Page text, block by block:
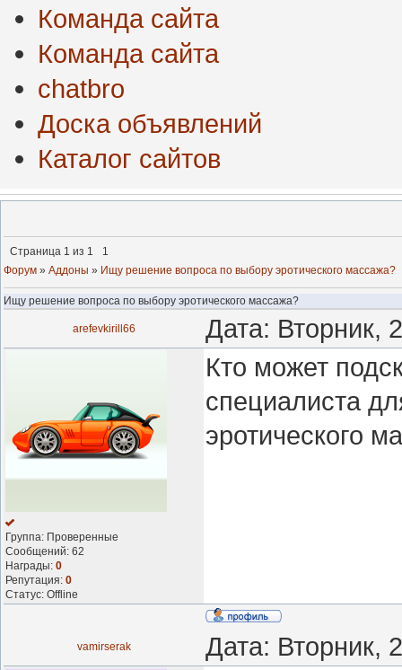
Команда сайта
Команда сайта
chatbro
Доска объявлений
Каталог сайтов
Страница 1 из 1
1
Форум » Аддоны » Ищу решение вопроса по выбору эротического массажа?
Ищу решение вопроса по выбору эротического массажа?
arefevkirill66 Дата: Вторник,
Группа: Проверенные
Сообщений: 62
Награды: 0
Репутация: 0
Статус: Offline
Кто может
специалиста
эротического
vamirserak Дата: Вторник,